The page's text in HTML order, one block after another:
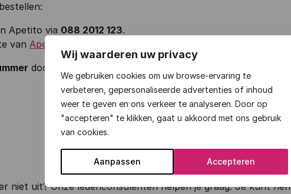
Wij waarderen uw privacy
We gebruiken cookies om uw browse-ervaring te
verbeteren, gepersonaliseerde advertenties of inhoud
weer te geven en ons verkeer te analyseren. Door op
"accepteren" te klikken, gaat u akkoord met ons gebruik
van cookies.
Aanpassen Accepteren
Apetito via 088 2012 123.
van Apetito
door.
niet uit? Onze ledenconsulenten helpen je graag. Je kunt hen